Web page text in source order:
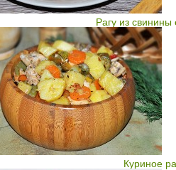
Рагу из свинины
Куриное